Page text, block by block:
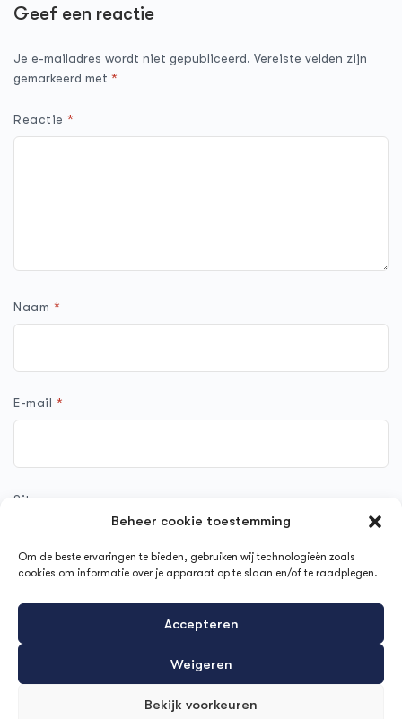
Beheer cookie toestemming
Om de beste ervaringen te bieden, gebruiken wij technologieën zoals
cookies om informatie over je apparaat op te slaan en/of te raadplegen.
Accepteren
Weigeren
Bekijk voorkeuren
Geef een reactie
Je e-mailadres wordt niet gepubliceerd. Vereiste velden zijn
gemarkeerd met *
Reactie*
Naam *
E-mail *
Site
volgende keer wanneer ik een reactie plaats.